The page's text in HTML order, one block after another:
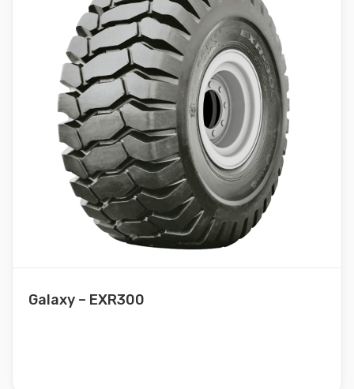
Galaxy – EXR300